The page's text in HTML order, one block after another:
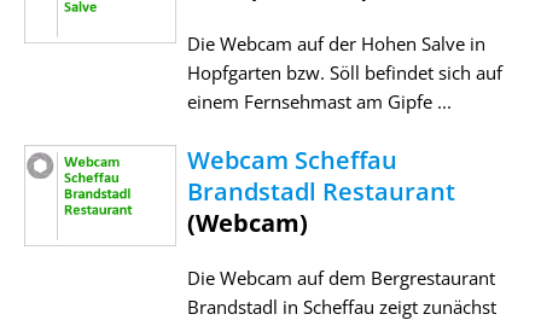
Die Webcam auf der Hohen Salve in
Hopfgarten bzw. Söll befindet sich auf
einem Fernsehmast am Gipfe ...
Webcam Scheffau
Brandstadl Restaurant
(Webcam)
Die Webcam auf dem Bergrestaurant
Brandstadl in Scheffau zeigt zunächst